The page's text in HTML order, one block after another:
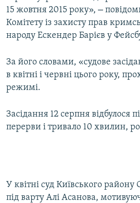
ІНФОГРАФІКА
ДОЛУЧАЙСЯ!
Усі сайти RFE/RL
15 жовтня 2015 року», –
Комітету із захисту прав
народу Ескендер Барієв у
За його словами, «судове
в квітні і червні цього року,
режимі.
Засідання 12 серпня відбулося
перерви і тривало 10 хвилин,
У квітні суд Київського району
під варту Алі Асанова,